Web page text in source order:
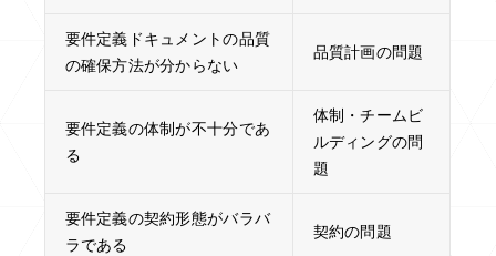
要件定義ドキュメントの品質
の確保方法が分からない
品質計画の問題
要件定義の体制が不十分であ
る
体制・チームビ
ルディングの問
題
要件定義の契約形態がバラバ
ラである
契約の問題